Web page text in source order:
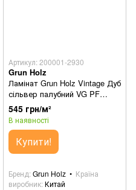
Артикул: 200001-2930
Grun Holz
Ламінат Grun Holz Vintage Дуб
сільвер палубний VG PF
94013
545 грн/м²
В наявності
Купити!
Бренд Grun Holz
Країна
виробник Китай